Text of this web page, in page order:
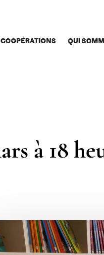
COOPÉRATIONS QUI
à 18